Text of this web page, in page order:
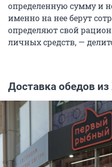
определенную сумму и
именно на нее берут
определяют свой
личных средств, —
Доставка обедов